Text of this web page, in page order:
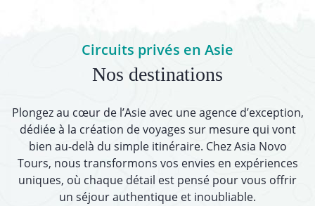
Circuits privés en Asie
Nos destinations
Plongez au cœur de l’Asie avec une agence d’exception,
dédiée à la création de voyages sur mesure qui vont
bien au-delà du simple itinéraire. Chez Asia Novo
Tours, nous transformons vos envies en expériences
uniques, où chaque détail est pensé pour vous offrir
un séjour authentique et inoubliable.